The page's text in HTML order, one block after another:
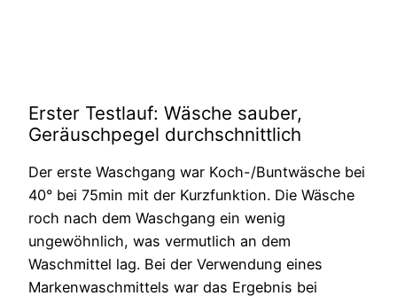
Erster Testlauf: Wäsche sauber,
Geräuschpegel durchschnittlich
Der erste Waschgang war Koch-/Buntwäsche bei
40° bei 75min mit der Kurzfunktion. Die Wäsche
roch nach dem Waschgang ein wenig
ungewöhnlich, was vermutlich an dem
Waschmittel lag. Bei der Verwendung eines
Markenwaschmittels war das Ergebnis bei